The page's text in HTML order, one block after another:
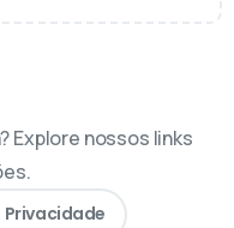
Explore nossos links
Privacidade